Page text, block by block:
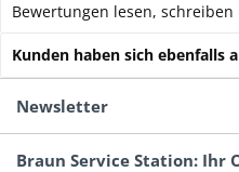
Bewertungen lesen,
Kunden haben sich ebenfalls
Newsletter
Braun Service Station: Ihr